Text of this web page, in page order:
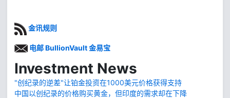
金讯规则
电邮 BullionVault 金易宝
Investment News
"创纪录的逆差"让铂金投资在1000美元价格获得支持
中国以创纪录的价格购买黄金，但印度的需求却在下降